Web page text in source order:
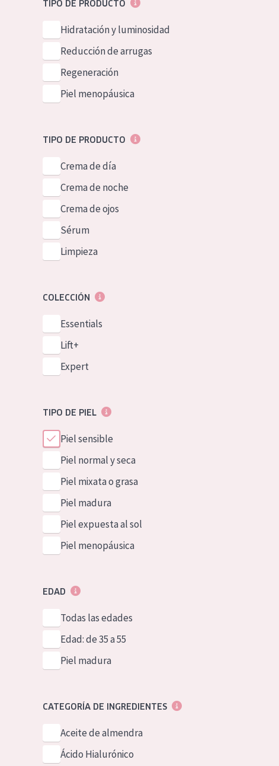
Spanish
Greek
TIPO DE PRODUCTO
Hidratación y luminosidad
Reducción de arrugas
Regeneración
Piel menopáusica
TIPO DE PRODUCTO
Crema de día
Crema de noche
Crema de ojos
Sérum
Limpieza
COLECCIÓN
Essentials
Lift+
Expert
TIPO DE PIEL
Piel sensible
Piel normal y seca
Piel mixata o grasa
Piel madura
Piel expuesta al sol
Piel menopáusica
EDAD
Todas las edades
Edad: de 35 a 55
Piel madura
CATEGORÍA DE INGREDIENTES
Aceite de almendra
Ácido Hialurónico